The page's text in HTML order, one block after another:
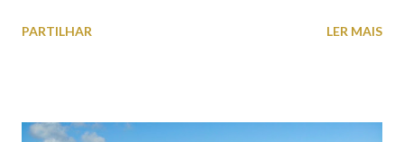
aproveite a paisagem como cenário para tirar algumas
PARTILHAR LER MAIS